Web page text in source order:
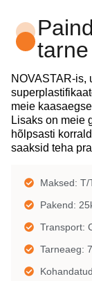
tarne
NOVASTAR-is,
meie
Lisaks on meie
hõlpsasti
saaksid teha
Maksed: T/
Pakend:
Transport:
Tarneaeg: